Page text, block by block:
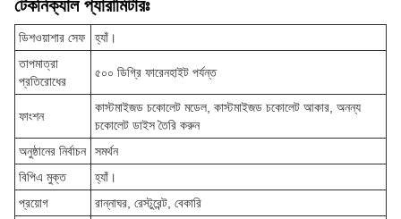
টেকনিক্যাল প্যারামিটারঃ
ডিশওয়াশার সেফ
হ্যাঁ।
তাপমাত্রা
প্রতিরোধের
৫০০ ডিগ্রি ফারেনহাইট পর্যন্ত
ফাংশন
কাস্টমাইজড চকোলেট মডেল, কাস্টমাইজড চকোলেট আকার, অনন্য
চকোলেট ডাইস তৈরি করুন
অনুষ্ঠানের নির্বাচন
সমর্থন
বিপিএ মুক্ত
হ্যাঁ।
প্রয়োগ
রান্নাঘর, রেস্টুরেন্ট, বেকারি